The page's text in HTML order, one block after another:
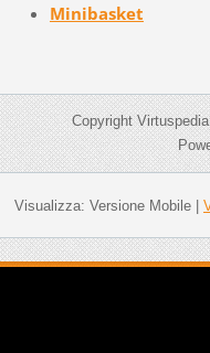
Minibasket
Copyright
Visualizza: Versione Mobile|